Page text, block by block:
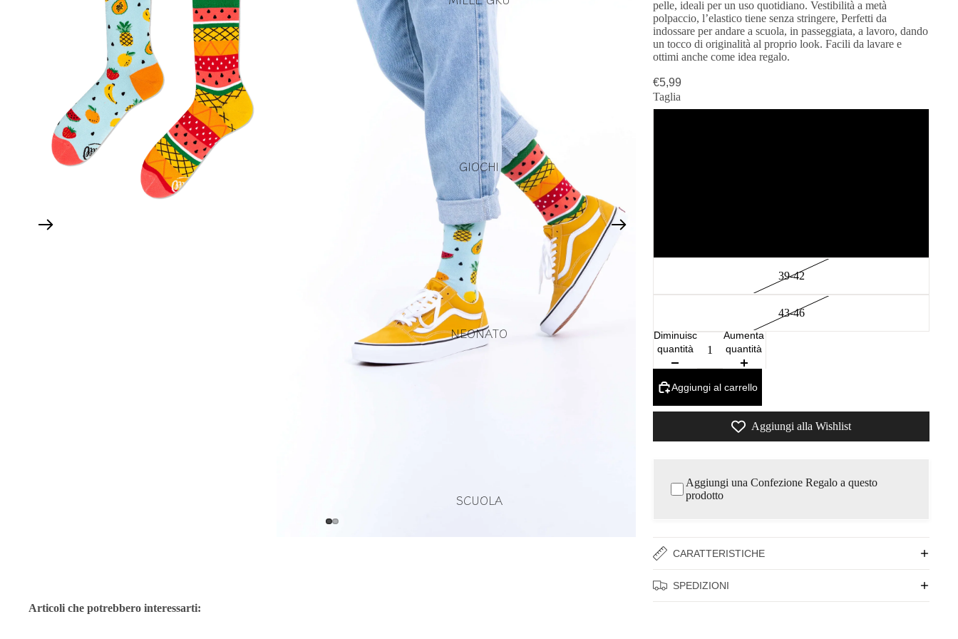
GIOCHI
NEONATO
SCUOLA
pelle, ideali per un uso quotidiano. Vestibilità a metà
polpaccio, l’elastico tiene senza stringere, Perfetti da
indossare per andare a scuola, in passeggiata, a lavoro, dando
un tocco di originalità al proprio look. Facili da lavare e
ottimi anche come idea regalo.
€5,99
Taglia
39-42
43-46
Diminuisci
quantità
Aumenta
quantità
Aggiungi al carrello
Aggiungi alla Wishlist
Aggiungi una Confezione Regalo a questo
prodotto
CARATTERISTICHE
SPEDIZIONI
Articoli che potrebbero interessarti: